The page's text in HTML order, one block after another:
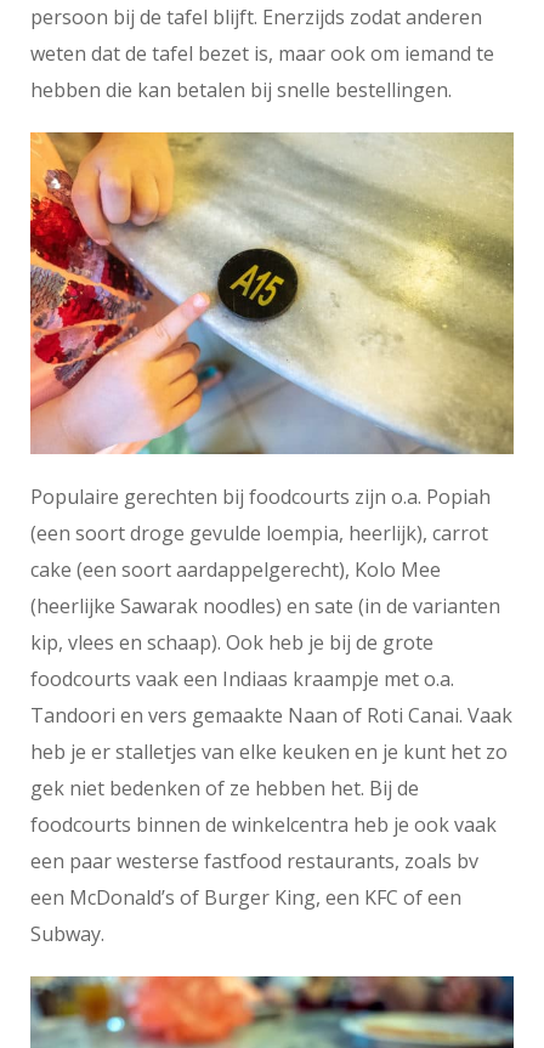
persoon bij de tafel blijft. Enerzijds zodat anderen
weten dat de tafel bezet is, maar ook om iemand te
hebben die kan betalen bij snelle bestellingen.
Populaire gerechten bij foodcourts zijn o.a. Popiah
(een soort droge gevulde loempia, heerlijk), carrot
cake (een soort aardappelgerecht), Kolo Mee
(heerlijke Sawarak noodles) en sate (in de varianten
kip, vlees en schaap). Ook heb je bij de grote
foodcourts vaak een Indiaas kraampje met o.a.
Tandoori en vers gemaakte Naan of Roti Canai. Vaak
heb je er stalletjes van elke keuken en je kunt het zo
gek niet bedenken of ze hebben het. Bij de
foodcourts binnen de winkelcentra heb je ook vaak
een paar westerse fastfood restaurants, zoals bv
een McDonald’s of Burger King, een KFC of een
Subway.